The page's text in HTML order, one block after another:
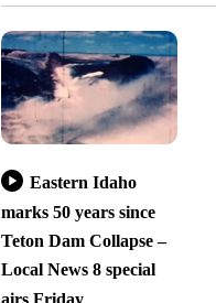
Eastern Idaho
marks 50 years since
Teton Dam Collapse –
Local News 8 special
airs Friday